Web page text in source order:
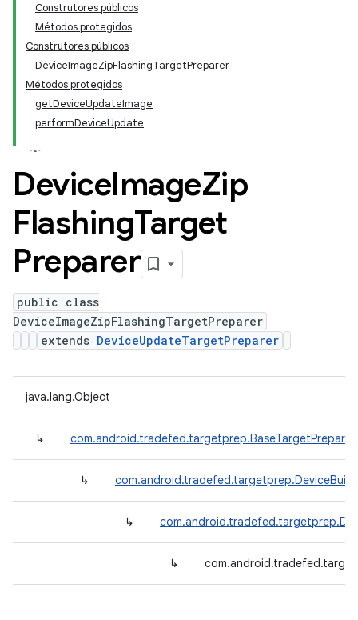
Construtores públicos
Métodos protegidos
Construtores públicos
DeviceImageZipFlashingTargetPreparer
Métodos protegidos
getDeviceUpdateImage
performDeviceUpdate
DeviceImageZip
FlashingTarget
Preparer
public class
DeviceImageZipFlashingTargetPreparer
extends DeviceUpdateTargetPreparer
java.lang.Object
↳ com.android.tradefed.targetprep.BaseTargetPreparer
↳
↳
↳